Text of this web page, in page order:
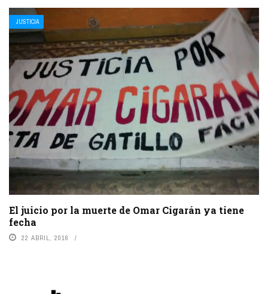
JUSTICIA
El juicio por la muerte de Omar Cigarán ya tiene
fecha
22 ABRIL, 2016